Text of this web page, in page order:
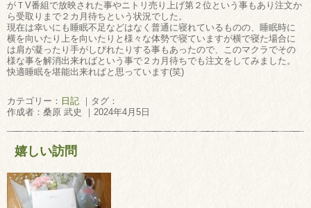
がＴV番組で放映された事やニトリ売り上げ第２位という事もあり注文か
ら受取りまで２カ月待ちという状況でした。
現在は幸いにも睡眠不足などはなく普通に寝れているものの、睡眠時に
横を向いたり上を向いたりと様々な体勢で寝ていますが横で寝た場合に
は肩が凝ったり手がしびれたりする事もあったので、このマクラでその
様な事を解消出来ればという事で２カ月待ちでも注文をしてみました。
快適睡眠を堪能出来ればと思っています(笑)
カテゴリー： 日記 ｜タグ：
作成者：桑原 武史 ｜2024年4月5日
嬉しい訪問